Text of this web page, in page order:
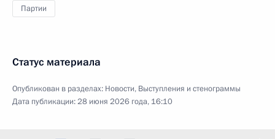
Партии
Статус материала
Опубликован в разделах: Новости, Выступления и стенограммы
Дата публикации:28 июня 2026 года, 16:10